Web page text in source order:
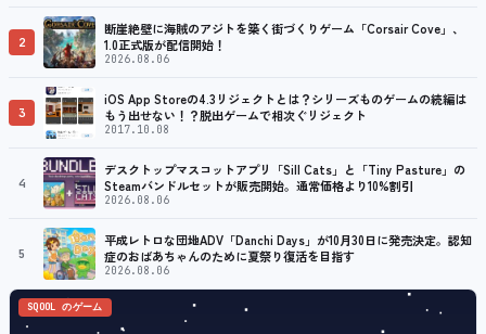
2
断崖絶壁に海賊のアジトを築く街づくりゲーム「Corsair Cove」、
1.0正式版が配信開始！
2026.08.06
3
iOS App Storeの4.3リジェクトとは？シリーズものゲームの続編は
もう出せない！？脱出ゲームで相次ぐリジェクト
2017.10.08
4
デスクトップマスコットアプリ「Sill Cats」と「Tiny Pasture」の
Steamバンドルセットが販売開始。通常価格より10%割引
2026.08.06
5
平成レトロな団地ADV「Danchi Days」が10月30日に発売決定。認知
症のおばあちゃんのために夏祭り復活を目指す
2026.08.06
SQOOL のゲーム